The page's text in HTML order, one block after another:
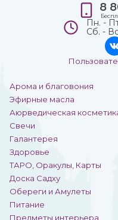
Арома и благовония
Эфирные масла
Аюрведическая
Свечи
Галантерея
Здоровье
ТАРО, Оракулы, Карты
Доска Садху
Обереги и Амулеты
Питание
Предметы интерьера
8
Пн. -
Сб. -